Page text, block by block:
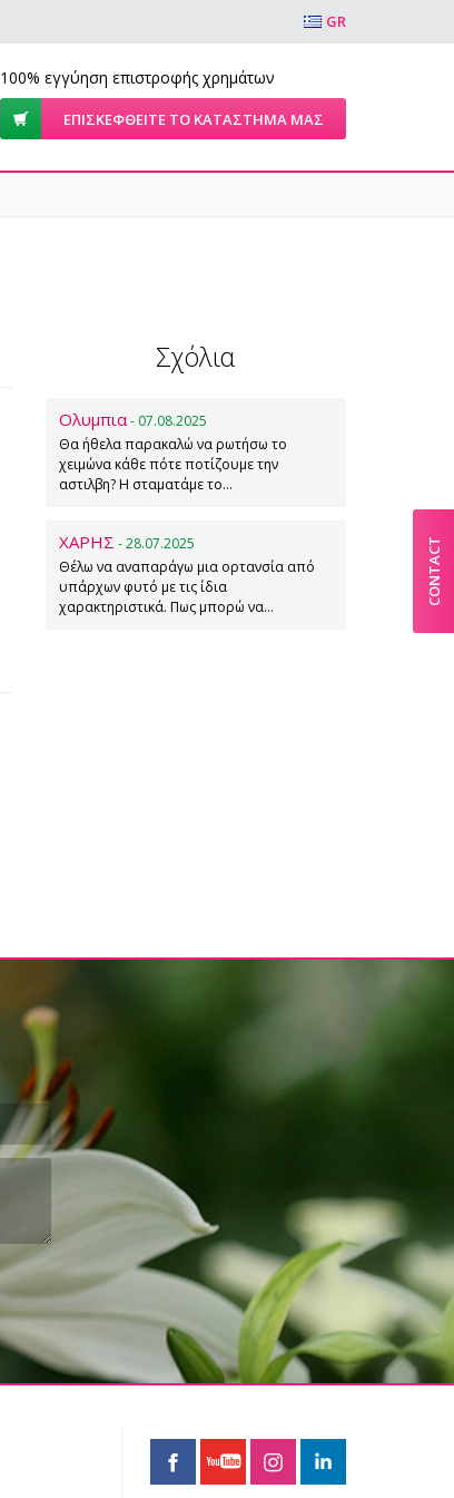
GR
100% εγγύηση επιστροφής χρημάτων
ΕΠΙΣΚΕΦΘΕΊΤΕ ΤΟ ΚΑΤΆΣΤΗΜΆ ΜΑΣ
Σχόλια
Ολυμπια- 07.08.2025
Θα ήθελα παρακαλώ να ρωτήσω το
χειμώνα κάθε πότε ποτίζουμε την
αστιλβη? Η σταματάμε το…
ΧΑΡΗΣ - 28.07.2025
Θέλω να αναπαράγω μια ορτανσία από
υπάρχων φυτό με τις ίδια
χαρακτηριστικά. Πως μπορώ να…
CONTACT